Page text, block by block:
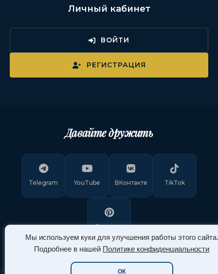
Мы используем куки для улучшения работы этого сайта.
Подробнее в нашей Политике конфиденциальности
ОК
Личный кабинет
ВОЙТИ
РЕГИСТРАЦИЯ
Давайте дружить
Telegram YouTube ВКонтакте TikTok
Pinterest